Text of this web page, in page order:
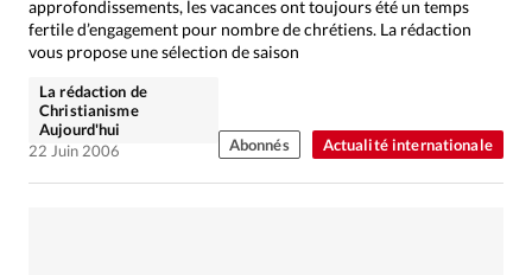
Actualité internationale
approfondissements, les vacances ont toujours été un temps
fertile d’engagement pour nombre de chrétiens. La rédaction
vous propose une sélection de saison
La rédaction de
Christianisme
Aujourd'hui
22 Juin 2006
Abonnés